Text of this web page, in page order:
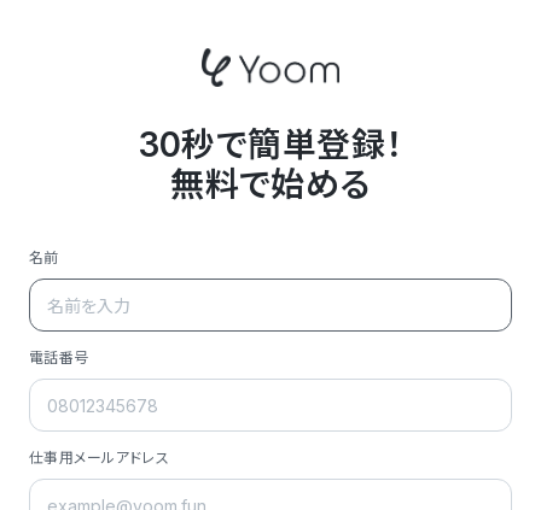
30秒で簡単登録！
無料で始める
名前
電話番号
仕事用メールアドレス